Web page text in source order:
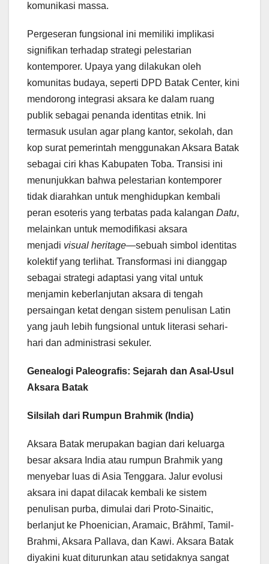
komunikasi massa.
Pergeseran fungsional ini memiliki implikasi
signifikan terhadap strategi pelestarian
kontemporer. Upaya yang dilakukan oleh
komunitas budaya, seperti DPD Batak Center, kini
mendorong integrasi aksara ke dalam ruang
publik sebagai penanda identitas etnik. Ini
termasuk usulan agar plang kantor, sekolah, dan
kop surat pemerintah menggunakan Aksara Batak
sebagai ciri khas Kabupaten Toba. Transisi ini
menunjukkan bahwa pelestarian kontemporer
tidak diarahkan untuk menghidupkan kembali
peran esoteris yang terbatas pada kalangan Datu,
melainkan untuk memodifikasi aksara
menjadi visual heritage—sebuah simbol identitas
kolektif yang terlihat. Transformasi ini dianggap
sebagai strategi adaptasi yang vital untuk
menjamin keberlanjutan aksara di tengah
persaingan ketat dengan sistem penulisan Latin
yang jauh lebih fungsional untuk literasi sehari-
hari dan administrasi sekuler.
Genealogi Paleografis: Sejarah dan Asal-Usul
Aksara Batak
Silsilah dari Rumpun Brahmik (India)
Aksara Batak merupakan bagian dari keluarga
besar aksara India atau rumpun Brahmik yang
menyebar luas di Asia Tenggara. Jalur evolusi
aksara ini dapat dilacak kembali ke sistem
penulisan purba, dimulai dari Proto-Sinaitic,
berlanjut ke Phoenician, Aramaic, Brāhmī, Tamil-
Brahmi, Aksara Pallava, dan Kawi. Aksara Batak
diyakini kuat diturunkan atau setidaknya sangat